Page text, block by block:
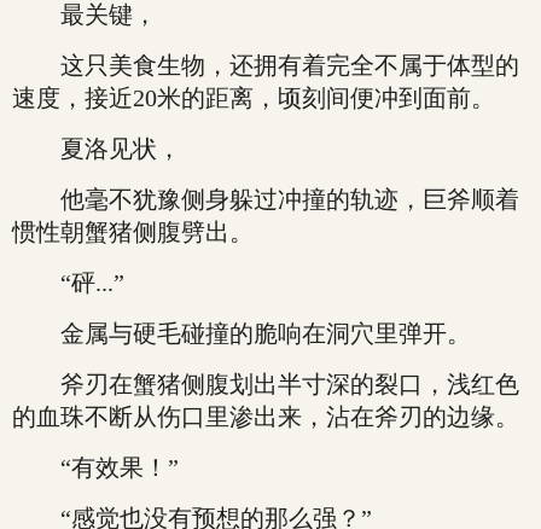
最关键，
这只美食生物，还拥有着完全不属于体型的
速度，接近20米的距离，顷刻间便冲到面前。
夏洛见状，
他毫不犹豫侧身躲过冲撞的轨迹，巨斧顺着
惯性朝蟹猪侧腹劈出。
“砰...”
金属与硬毛碰撞的脆响在洞穴里弹开。
斧刃在蟹猪侧腹划出半寸深的裂口，浅红色
的血珠不断从伤口里渗出来，沾在斧刃的边缘。
“有效果！”
“感觉也没有预想的那么强？”